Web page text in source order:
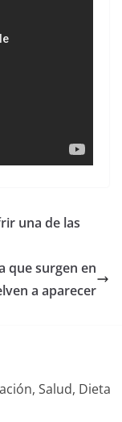
una de las
que surgen en
a aparecer
Salud, Dieta